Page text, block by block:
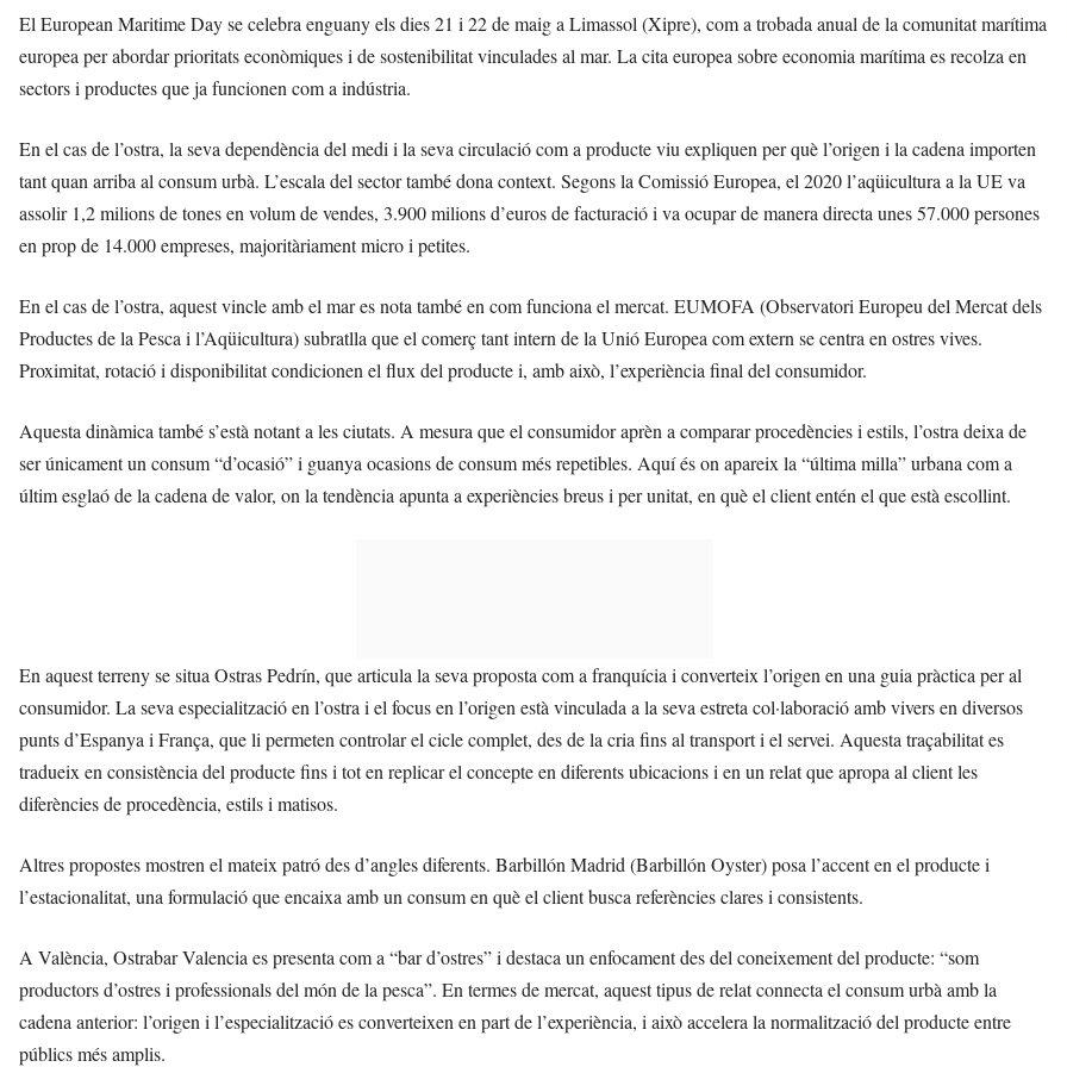
El European Maritime Day se celebra enguany els dies 21 i 22 de maig a Limassol (Xipre), com a trobada anual de la comunitat marítima
europea per abordar prioritats econòmiques i de sostenibilitat vinculades al mar. La cita europea sobre economia marítima es recolza en
sectors i productes que ja funcionen com a indústria.
En el cas de l’ostra, la seva dependència del medi i la seva circulació com a producte viu expliquen per què l’origen i la cadena importen
tant quan arriba al consum urbà. L’escala del sector també dona context. Segons la Comissió Europea, el 2020 l’aqüicultura a la UE va
assolir 1,2 milions de tones en volum de vendes, 3.900 milions d’euros de facturació i va ocupar de manera directa unes 57.000 persones
en prop de 14.000 empreses, majoritàriament micro i petites.
En el cas de l’ostra, aquest vincle amb el mar es nota també en com funciona el mercat. EUMOFA (Observatori Europeu del Mercat dels
Productes de la Pesca i l’Aqüicultura) subratlla que el comerç tant intern de la Unió Europea com extern se centra en ostres vives.
Proximitat, rotació i disponibilitat condicionen el flux del producte i, amb això, l’experiència final del consumidor.
Aquesta dinàmica també s’està notant a les ciutats. A mesura que el consumidor aprèn a comparar procedències i estils, l’ostra deixa de
ser únicament un consum “d’ocasió” i guanya ocasions de consum més repetibles. Aquí és on apareix la “última milla” urbana com a
últim esglaó de la cadena de valor, on la tendència apunta a experiències breus i per unitat, en què el client entén el que està escollint.
En aquest terreny se situa Ostras Pedrín, que articula la seva proposta com a franquícia i converteix l’origen en una guia pràctica per al
consumidor. La seva especialització en l’ostra i el focus en l’origen està vinculada a la seva estreta col·laboració amb vivers en diversos
punts d’Espanya i França, que li permeten controlar el cicle complet, des de la cria fins al transport i el servei. Aquesta traçabilitat es
tradueix en consistència del producte fins i tot en replicar el concepte en diferents ubicacions i en un relat que apropa al client les
diferències de procedència, estils i matisos.
Altres propostes mostren el mateix patró des d’angles diferents. Barbillón Madrid (Barbillón Oyster) posa l’accent en el producte i
l’estacionalitat, una formulació que encaixa amb un consum en què el client busca referències clares i consistents.
A València, Ostrabar Valencia es presenta com a “bar d’ostres” i destaca un enfocament des del coneixement del producte: “som
productors d’ostres i professionals del món de la pesca”. En termes de mercat, aquest tipus de relat connecta el consum urbà amb la
cadena anterior: l’origen i l’especialització es converteixen en part de l’experiència, i això accelera la normalització del producte entre
públics més amplis.